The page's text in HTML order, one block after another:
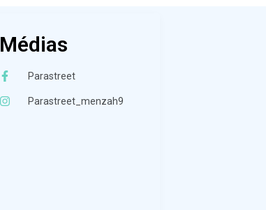
Médias
Parastreet
Parastreet_menzah9